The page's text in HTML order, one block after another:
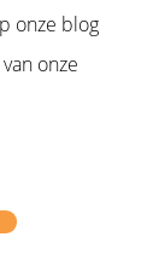
onze blog
onze